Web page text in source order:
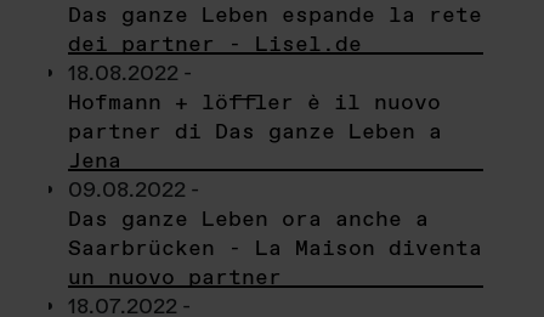
Das ganze Leben espande la rete
dei partner - Lisel.de
18.08.2022 -
Hofmann + löffler è il nuovo
partner di Das ganze Leben a
Jena
09.08.2022 -
Das ganze Leben ora anche a
Saarbrücken - La Maison diventa
un nuovo partner
18.07.2022 -